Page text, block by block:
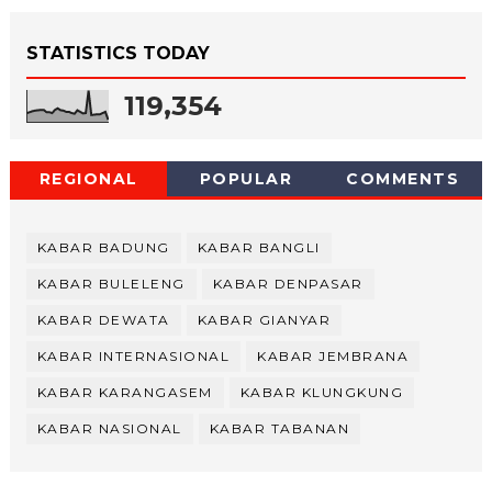
STATISTICS TODAY
119,354
REGIONAL POPULAR COMMENTS
KABAR BADUNG KABAR BANGLI
KABAR BULELENG KABAR DENPASAR
KABAR DEWATA KABAR GIANYAR
KABAR INTERNASIONAL KABAR JEMBRANA
KABAR KARANGASEM KABAR KLUNGKUNG
KABAR NASIONAL KABAR TABANAN